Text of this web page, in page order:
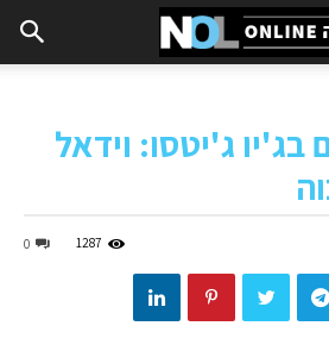
בג'יו ג'יטסו: וידאל
0 1287